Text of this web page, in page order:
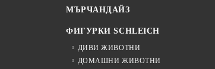
МЪРЧАНДАЙЗ
ФИГУРКИ SCHLEICH
ДИВИ ЖИВОТНИ
ДОМАШНИ ЖИВОТНИ